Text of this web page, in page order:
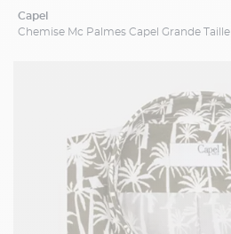
capel
Chemise Mc Palmes Capel Grande Taille